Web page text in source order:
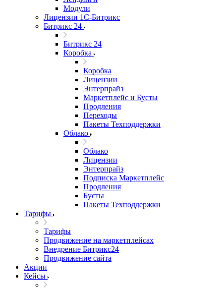
Модули
Лицензии 1С-Битрикс
Битрикс 24
Битрикс 24
Коробка
Коробка
Лицензии
Энтерпрайз
Маркетплейс и Бусты
Продления
Переходы
Пакеты Техподдержки
Облако
Облако
Лицензии
Энтерпрайз
Подписка Маркетплейс
Продления
Бусты
Пакеты Техподдержки
Тарифы
Тарифы
Продвижение на маркетплейсах
Внедрение Битрикс24
Продвижение сайта
Акции
Кейсы